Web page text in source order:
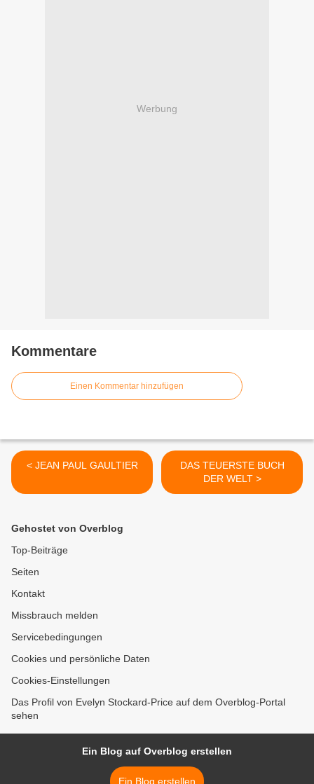
Werbung
Kommentare
Einen Kommentar hinzufügen
< JEAN PAUL GAULTIER
DAS TEUERSTE BUCH
DER WELT >
Gehostet von Overblog
Top-Beiträge
Seiten
Kontakt
Missbrauch melden
Servicebedingungen
Cookies und persönliche Daten
Cookies-Einstellungen
Das Profil von Evelyn Stockard-Price auf dem Overblog-Portal
sehen
Ein Blog auf Overblog erstellen
Ein Blog erstellen